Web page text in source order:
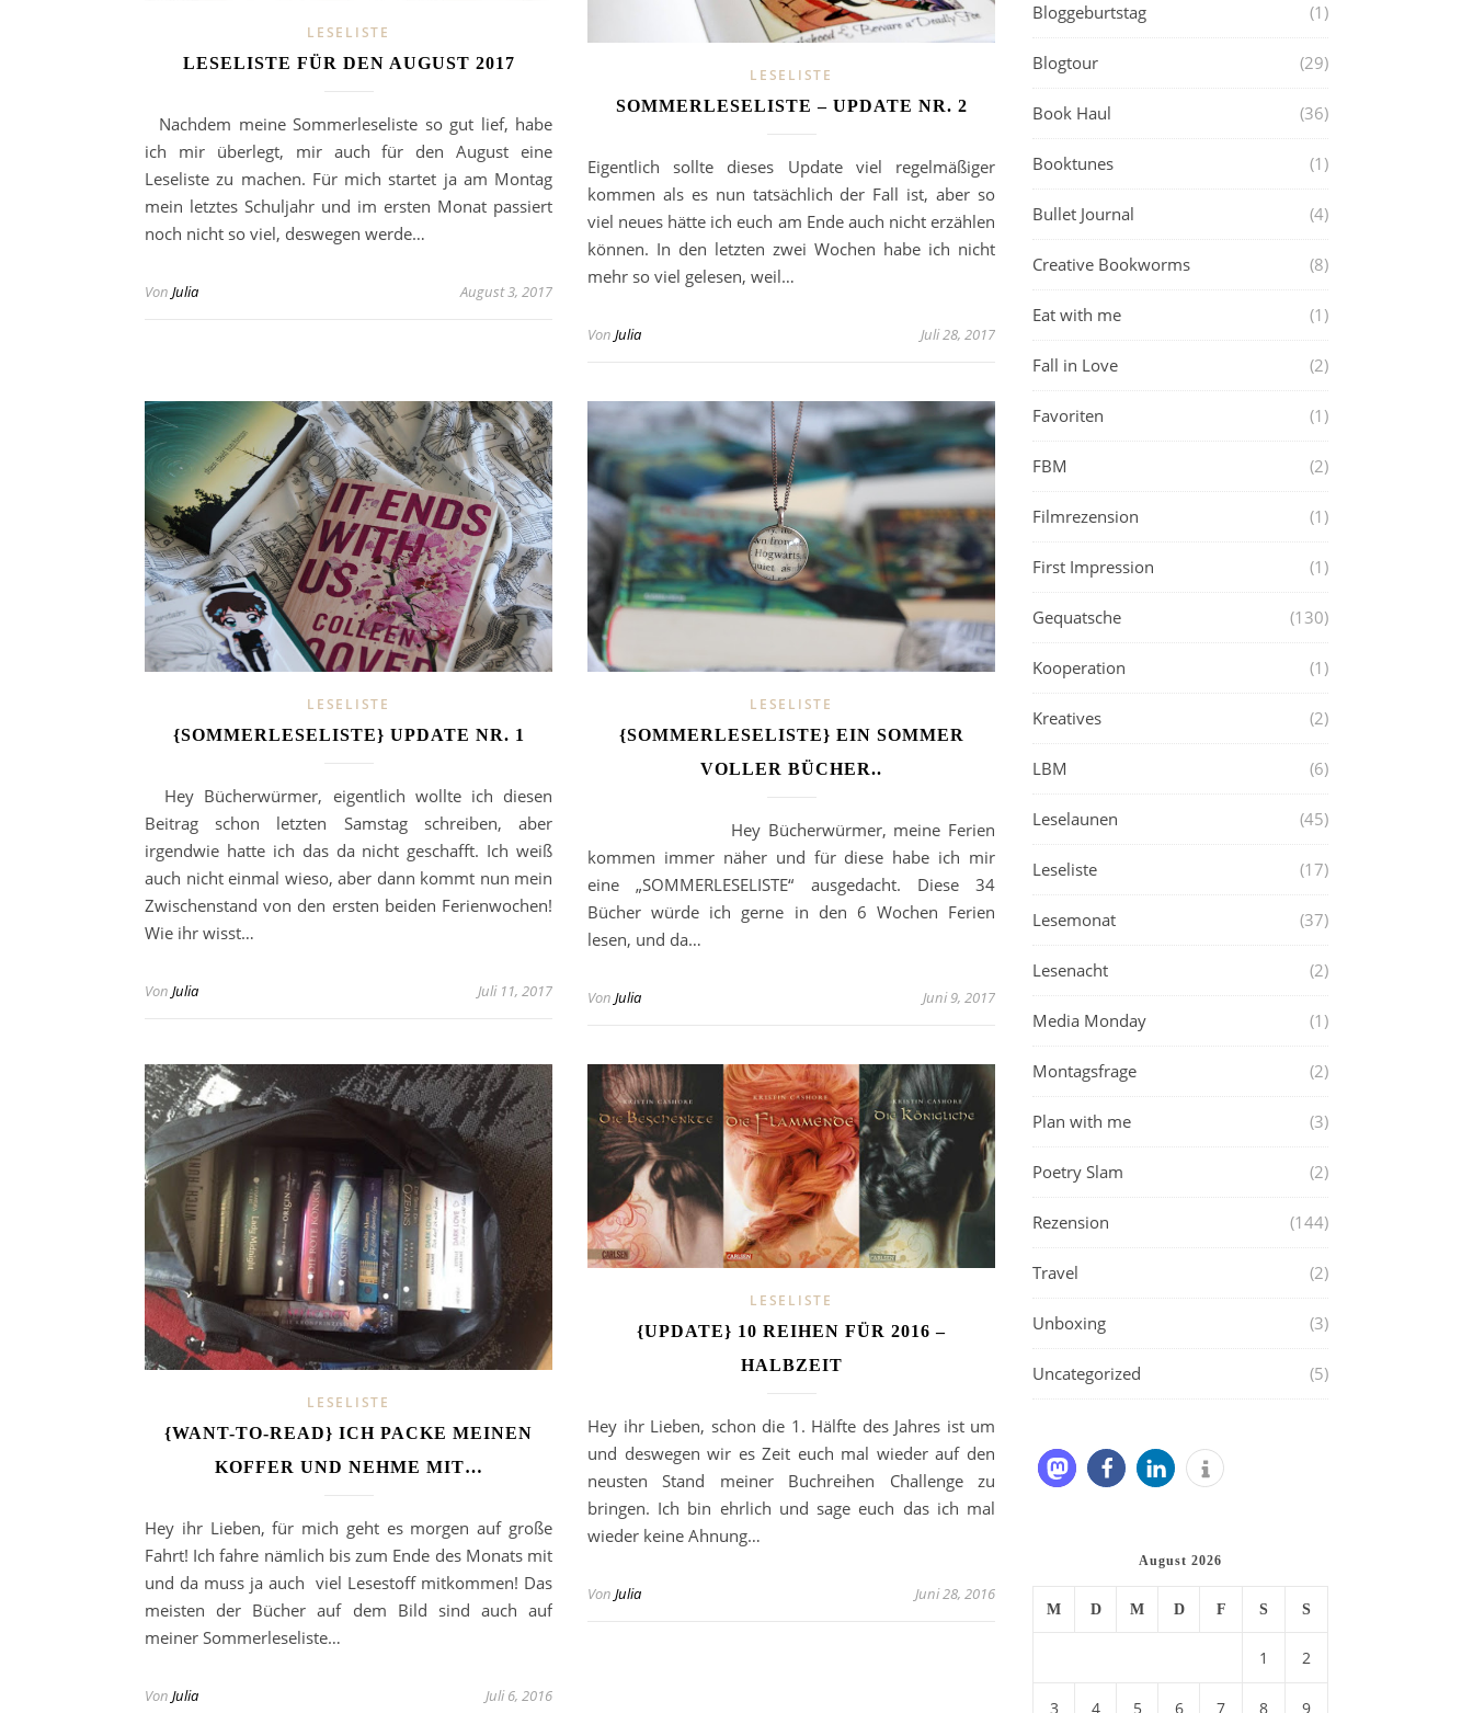
LESELISTE
LESELISTE FÜR DEN AUGUST 2017
Nachdem meine Sommerleseliste so gut lief, habe
ich mir überlegt, mir auch für den August eine
Leseliste zu machen. Für mich startet ja am Montag
mein letztes Schuljahr und im ersten Monat passiert
noch nicht so viel, deswegen werde…
Von Julia August 3, 2017
LESELISTE
SOMMERLESELISTE – UPDATE NR. 2
Eigentlich sollte dieses Update viel regelmäßiger
kommen als es nun tatsächlich der Fall ist, aber so
viel neues hätte ich euch am Ende auch nicht erzählen
können. In den letzten zwei Wochen habe ich nicht
mehr so viel gelesen, weil…
Von Julia Juli 28, 2017
LESELISTE
{SOMMERLESELISTE} UPDATE NR. 1
Hey Bücherwürmer, eigentlich wollte ich diesen
Beitrag schon letzten Samstag schreiben, aber
irgendwie hatte ich das da nicht geschafft. Ich weiß
auch nicht einmal wieso, aber dann kommt nun mein
Zwischenstand von den ersten beiden Ferienwochen!
Wie ihr wisst…
Von Julia Juli 11, 2017
LESELISTE
{SOMMERLESELISTE} EIN SOMMER
VOLLER BÜCHER..
Hey Bücherwürmer, meine Ferien
kommen immer näher und für diese habe ich mir
eine „SOMMERLESELISTE“ ausgedacht. Diese 34
Bücher würde ich gerne in den 6 Wochen Ferien
lesen, und da…
Von Julia Juni 9, 2017
LESELISTE
{WANT-TO-READ} ICH PACKE MEINEN
KOFFER UND NEHME MIT…
Hey ihr Lieben, für mich geht es morgen auf große
Fahrt! Ich fahre nämlich bis zum Ende des Monats mit
und da muss ja auch viel Lesestoff mitkommen! Das
meisten der Bücher auf dem Bild sind auch auf
meiner Sommerleseliste…
Von Julia Juli 6, 2016
LESELISTE
{UPDATE} 10 REIHEN FÜR 2016 –
HALBZEIT
Hey ihr Lieben, schon die 1. Hälfte des Jahres ist um
und deswegen wir es Zeit euch mal wieder auf den
neusten Stand meiner Buchreihen Challenge zu
bringen. Ich bin ehrlich und sage euch das ich mal
wieder keine Ahnung…
Von Julia Juni 28, 2016
Bloggeburtstag (1)
Blogtour (29)
Book Haul (36)
Booktunes (1)
Bullet Journal (4)
Creative Bookworms (8)
Eat with me (1)
Fall in Love (2)
Favoriten (1)
FBM (2)
Filmrezension (1)
First Impression (1)
Gequatsche (130)
Kooperation (1)
Kreatives (2)
LBM (6)
Leselaunen (45)
Leseliste (17)
Lesemonat (37)
Lesenacht (2)
Media Monday (1)
Montagsfrage (2)
Plan with me (3)
Poetry Slam (2)
Rezension (144)
Travel (2)
Unboxing (3)
Uncategorized (5)
August 2026
M D M D F S S
1 2
3 4 5 6 7 8 9